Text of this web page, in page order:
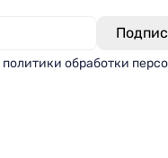
политики обработки